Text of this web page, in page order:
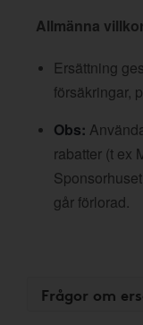
Allmänna
Ersättning
försäkringar,
Obs:
rabatter (t ex
går förlorad.
Frågor om